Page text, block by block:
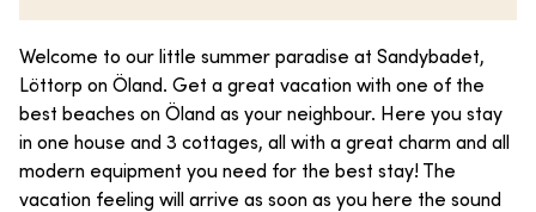
Welcome to our little summer paradise at Sandybadet,
Löttorp on Öland. Get a great vacation with one of the
best beaches on Öland as your neighbour. Here you stay
in one house and 3 cottages, all with a great charm and all
modern equipment you need for the best stay! The
vacation feeling will arrive as soon as you here the sound